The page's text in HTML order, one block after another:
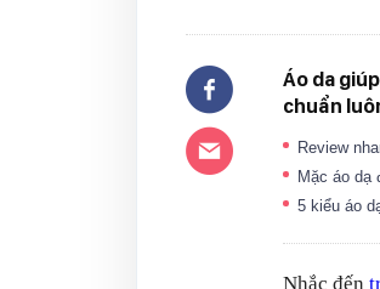
Áo da
chuẩn
Review
Mặc áo dạ
5 kiểu áo
Nhắc đến